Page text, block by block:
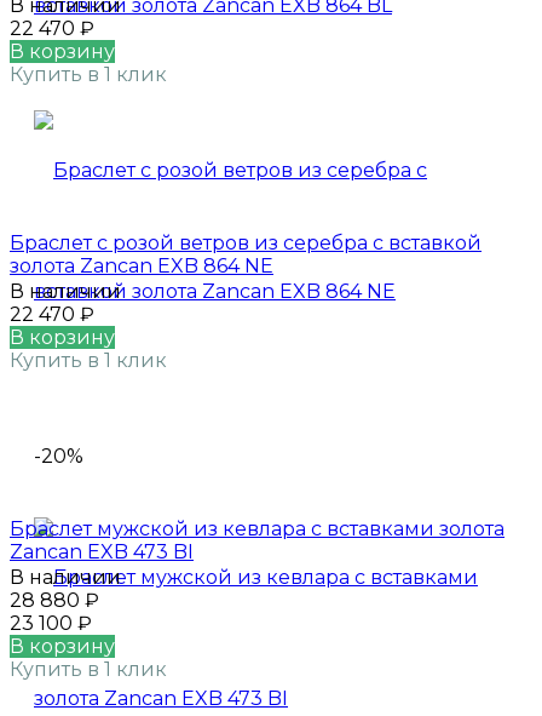
В наличии
22 470 ₽
В корзину
Купить в 1 клик
Браслет с розой ветров из серебра с вставкой
золота Zancan EXB 864 NE
В наличии
22 470 ₽
В корзину
Купить в 1 клик
-20%
Браслет мужской из кевлара с вставками золота
Zancan EXB 473 BI
В наличии
28 880 ₽
23 100 ₽
В корзину
Купить в 1 клик